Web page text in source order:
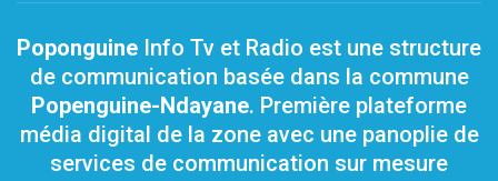
Poponguine Info Tv et Radio est une structure
de communication basée dans la commune
Popenguine-Ndayane. Première plateforme
média digital de la zone avec une panoplie de
services de communication sur mesure